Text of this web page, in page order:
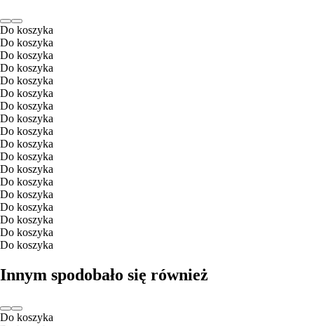
Do koszyka
Do koszyka
Do koszyka
Do koszyka
Do koszyka
Do koszyka
Do koszyka
Do koszyka
Do koszyka
Do koszyka
Do koszyka
Do koszyka
Do koszyka
Do koszyka
Do koszyka
Do koszyka
Do koszyka
Do koszyka
Innym spodobało się również
Do koszyka